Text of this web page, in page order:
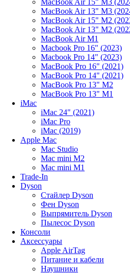
MacBook Air 13" M3
MacBook Air 15" M2
MacBook Air 13" M2
MacBook Air M1
Macbook Pro 16" (2023)
Macbook Pro 14" (2023)
MacBook Pro 16" (2021)
MacBook Pro 14" (2021)
MacBook Pro 13" M2
MacBook Pro 13" M1
iMac
iMac 24" (2021)
iMac Pro
iMac (2019)
Apple Mac
Mac Studio
Mac mini M2
Mac mini M1
Trade-In
Dyson
Стайлер Dyson
Фен Dyson
Выпрямитель Dyson
Пылесос Dyson
Консоли
Аксессуары
Apple AirTag
Питание и кабели
Наушники